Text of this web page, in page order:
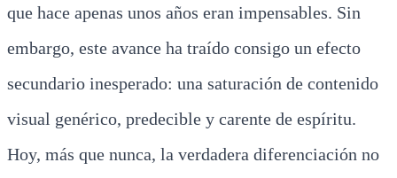
que hace apenas unos años eran impensables. Sin
embargo, este avance ha traído consigo un efecto
secundario inesperado: una saturación de contenido
visual genérico, predecible y carente de espíritu.
Hoy, más que nunca, la verdadera diferenciación no